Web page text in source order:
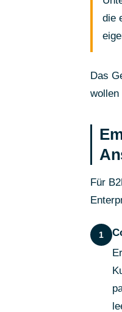
die
Das
wollen
Für
1